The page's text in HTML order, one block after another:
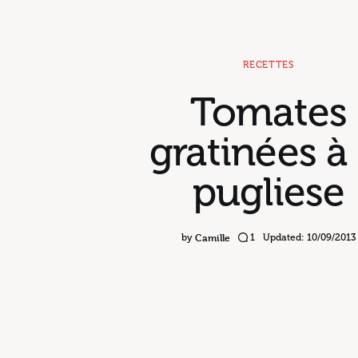
RECETTES
Tomates
gratinées à
pugliese
by Camille 1 Updated: 10/09/2013